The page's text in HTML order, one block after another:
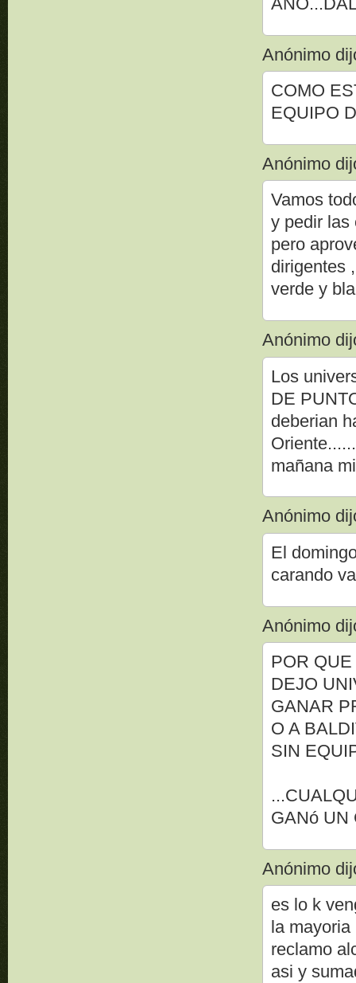
Anónimo
COMO
EQUIPO
Anónimo
Vamos
y pedir las
pero
dirigentes
verde y
Anónimo
Los
DE
deberian
mañana
Anónimo
El
carando
Anónimo
POR
DEJO
GANAR
O A
SIN
GANó UN
Anónimo
es lo k
la
reclamo
asi y